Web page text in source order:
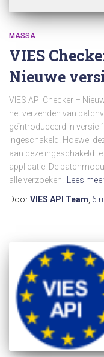
MASSA
VIES
Nieuwe
VIES API Checker –
het verzenden van
geïntroduceerd in versie
ingeschakeld. Hoewel
aan deze ingeschakeld
applicatie. De
alle verzoeken. Lees
DoorVIES API Team, 6